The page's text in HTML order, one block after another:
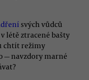
svých vůdců
létě ztracené bašty
chtít režimy
— navzdory marné